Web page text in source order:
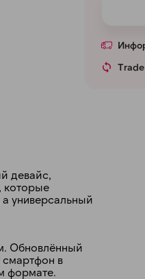
девайс,
которые
универсальный
Обновлённый
в
формате.